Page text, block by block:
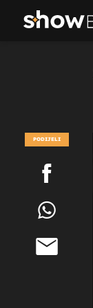
PODIJELI